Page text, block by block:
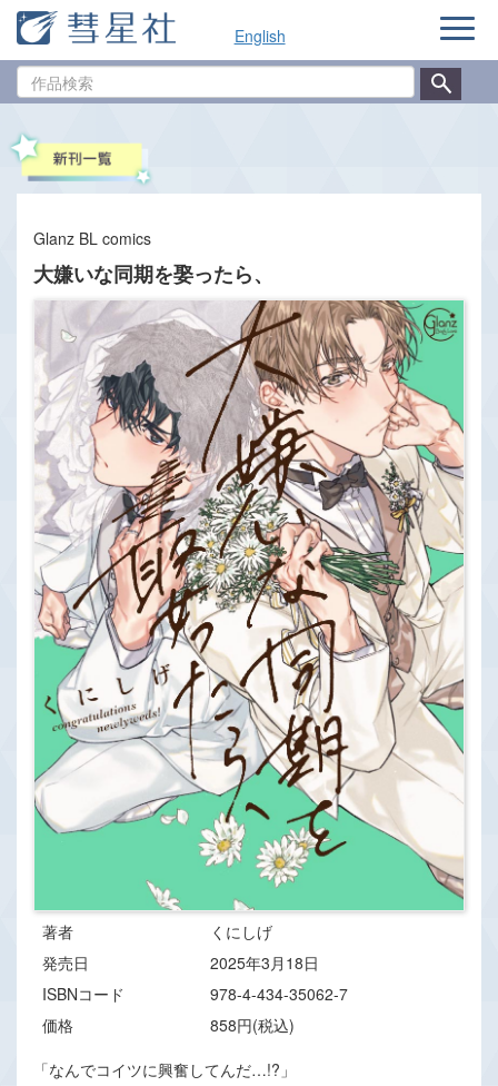
English
品
ナ
ゲ
Glanz BL comics
大嫌いな同期を娶ったら、
著者
くにしげ
発売日
2025年3月18日
ISBNコード
978-4-434-35062-7
価格
858円(税込)
「なんでコイツに興奮してんだ…!?」